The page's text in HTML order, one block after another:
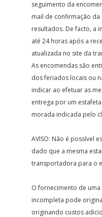
seguimento da
mail de confirmação
resultados. De facto, a
até 24 horas após a
atualizada no site da
As encomendas são
dos feriados locais ou
indicar ao efetuar as
entrega por um
morada indicada pelo
AVISO: Não é possível
dado que a mesma
transportadora para o
O fornecimento de
incompleta pode
originando custos